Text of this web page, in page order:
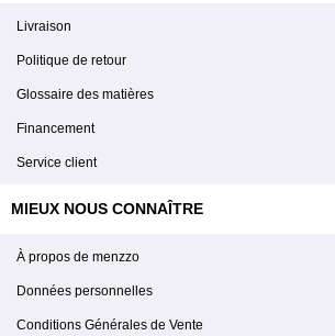
Livraison
Politique de retour
Glossaire des matières
Financement
Service client
MIEUX NOUS CONNAÎTRE
À propos de menzzo
Données personnelles
Conditions Générales de Vente